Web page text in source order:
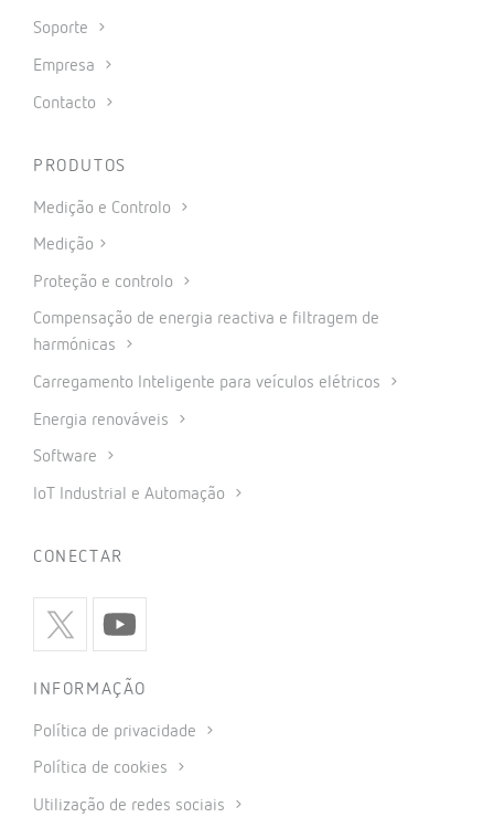
Soporte
Empresa
Contacto
PRODUTOS
Medição e Controlo
Medição
Proteção e controlo
Compensação de energia reactiva e filtragem de
harmónicas
Carregamento Inteligente para veículos elétricos
Energia renováveis
Software
IoT Industrial e Automação
CONECTAR
INFORMAÇÃO
Política de privacidade
Política de cookies
Utilização de redes sociais